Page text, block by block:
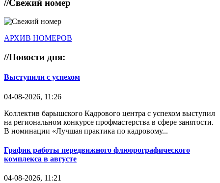
//Свежий номер
АРХИВ НОМЕРОВ
//Новости дня:
Выступили с успехом
04-08-2026, 11:26
Коллектив барышского Кадрового центра с успехом выступил
на региональном конкурсе профмастерства в сфере занятости.
В номинации «Лучшая практика по кадровому...
График работы передвижного флюорографического
комплекса в августе
04-08-2026, 11:21